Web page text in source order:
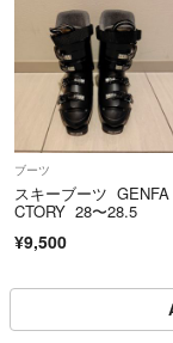
ブーツ
スキーブーツ GENFA
CTORY 28〜28.5
¥9,500